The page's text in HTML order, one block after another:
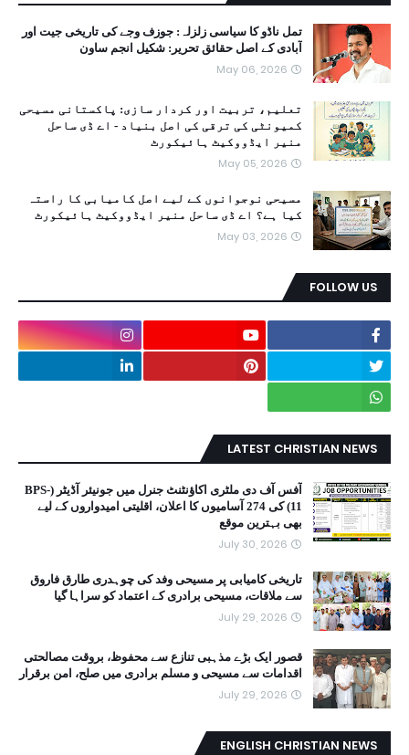
تمل ناڈو کا سیاسی زلزلہ: جوزف وجے کی تاریخی جیت اور
آبادی کے اصل حقائق تحریر: شکیل انجم ساون
May 06, 2026
تعلیم، تربیت اور کردار سازی: پاکستانی مسیحی
کمیونٹی کی ترقی کی اصل بنیاد - اے ڈی ساحل
منیر ایڈووکیٹ ہائیکورٹ
May 05, 2026
مسیحی نوجوانوں کے لیے اصل کامیابی کا راستہ
کیا ہے؟ اے ڈی ساحل منیر ایڈووکیٹ ہائیکورٹ
May 03, 2026
FOLLOW US
LATEST CHRISTIAN NEWS
آفس آف دی ملٹری اکاؤنٹنٹ جنرل میں جونیئر آڈیٹر (BPS-
11) کی 274 آسامیوں کا اعلان، اقلیتی امیدواروں کے لیے
بھی بہترین موقع
July 30, 2026
تاریخی کامیابی پر مسیحی وفد کی چوہدری طارق فاروق
سے ملاقات، مسیحی برادری کے اعتماد کو سراہا گیا
July 29, 2026
قصور ایک بڑے مذہبی تنازع سے محفوظ، بروقت مصالحتی
اقدامات سے مسیحی و مسلم برادری میں صلح، امن برقرار
July 29, 2026
ENGLISH CHRISTIAN NEWS